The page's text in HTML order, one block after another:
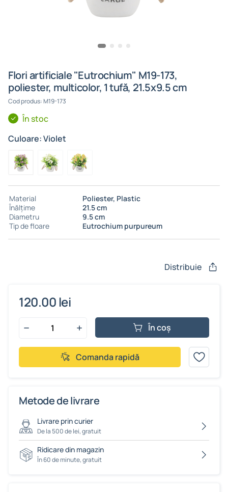
Flori artificiale "Eutrochium" M19-173,
poliester, multicolor, 1 tufă, 21.5x9.5 cm
Cod produs: M19-173
În stoc
Culoare: Violet
Material
Poliester, Plastic
Înălțime
21.5 cm
Diametru
9.5 cm
Tip de floare
Eutrochium purpureum
Distribuie
120.00 lei
În coș
Comanda rapidă
Metode de livrare
Livrare prin curier
De la 500 de lei, gratuit
Ridicare din magazin
În 60 de minute, gratuit